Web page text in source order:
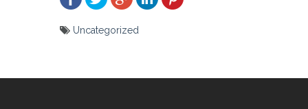
Uncategorized